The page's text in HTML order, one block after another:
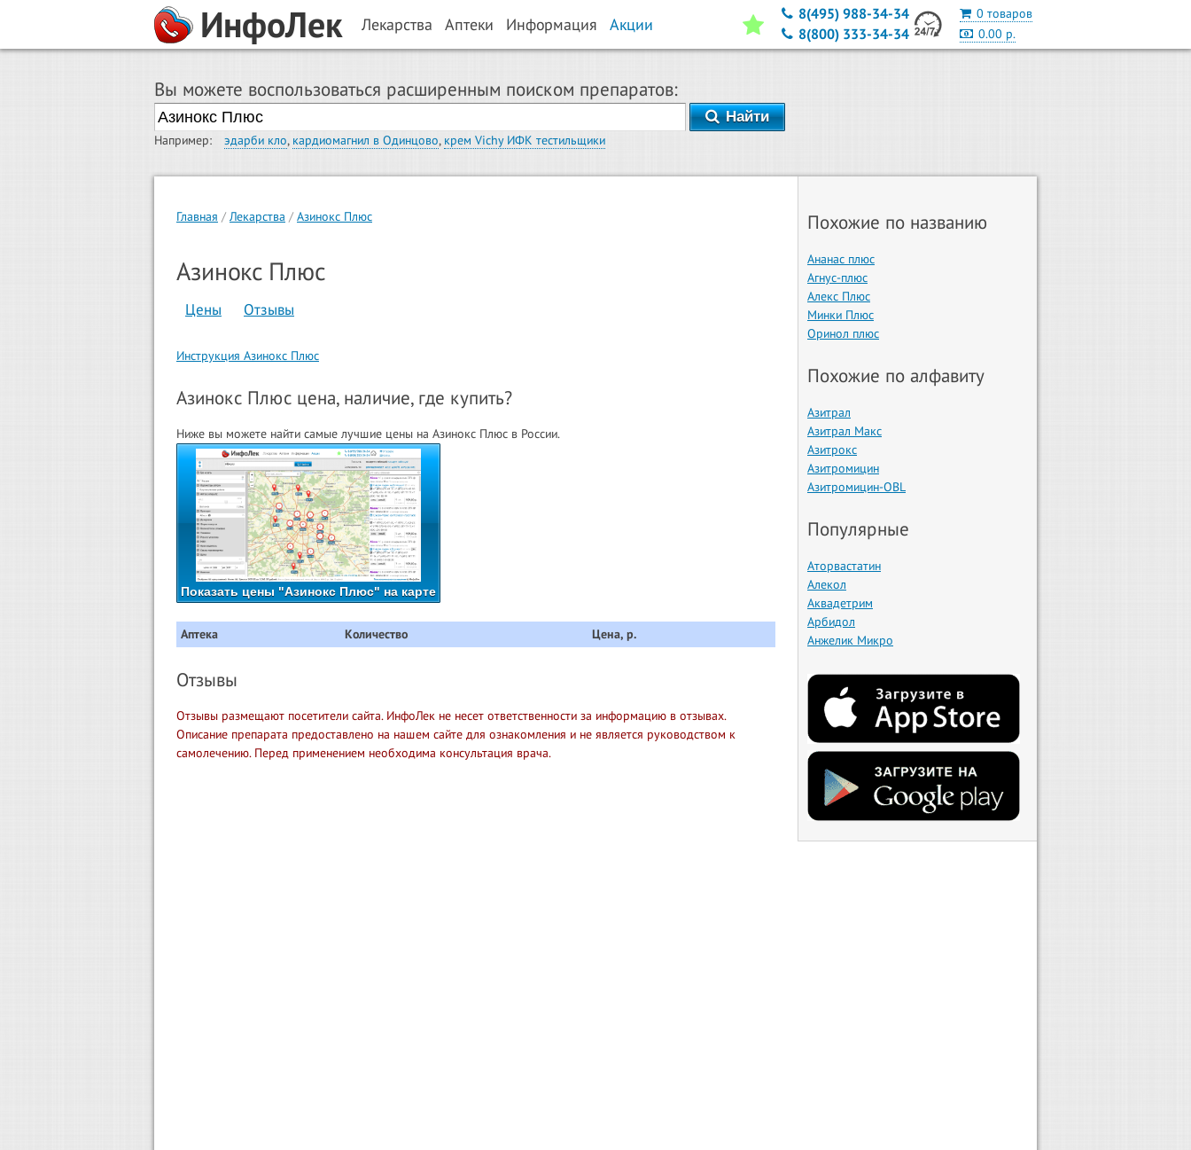
ИнфоЛек Лекарства Аптеки Информация Акции
0 товаров
0.00 р.
8(495) 988-34-34
8(800) 333-34-34
Вы можете воспользоваться расширенным поиском препаратов:
Найти
Например: эдарби кло, кардиомагнил в Одинцово, крем Vichy ИФК тестильщики
Главная Лекарства Азинокс Плюс
Азинокс Плюс
Цены Отзывы
Инструкция Азинокс Плюс
Азинокс Плюс цена, наличие, где купить?
Ниже вы можете найти самые лучшие цены на Азинокс Плюс в России.
Показать цены "Азинокс Плюс" на карте
Аптека Количество Цена, р.
Отзывы
Отзывы размещают посетители сайта. ИнфоЛек не несет ответственности за информацию в отзывах.
Описание препарата предоставлено на нашем сайте для ознакомления и не является руководством к
самолечению. Перед применением необходима консультация врача.
Похожие по названию
Ананас плюс
Агнус-плюс
Алекс Плюс
Минки Плюс
Оринол плюс
Похожие по алфавиту
Азитрал
Азитрал Макс
Азитрокс
Азитромицин
Азитромицин-OBL
Популярные
Аторвастатин
Алекол
Аквадетрим
Арбидол
Анжелик Микро